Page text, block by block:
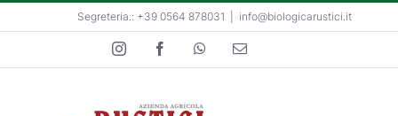
al
Segreteria.: +39 0564 878031 info@biologicarustici.it
InstagramFacebookWhatsApp
Email